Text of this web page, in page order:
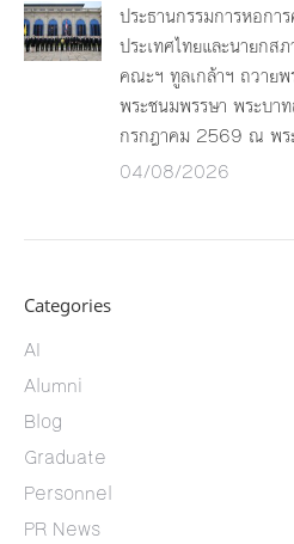
ประธานกรรมการหอกา
ประเทศไทยและนายกส
คณะฯ ทูลเกล้าฯ ถวาย
พระชนมพรรษา พระบา
กรกฎาคม 2569 ณ พร
04/08/2026
Categories
AI
Alumni
Blog
Graduate
Personnel
PR News